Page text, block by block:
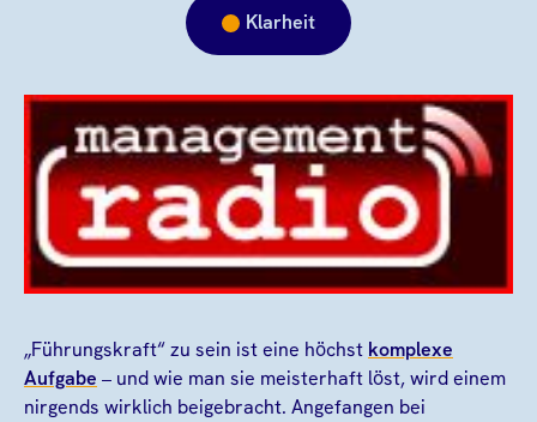
Klarheit
„Führungskraft“ zu sein ist eine höchst komplexe
Aufgabe – und wie man sie meisterhaft löst, wird einem
nirgends wirklich beigebracht. Angefangen bei